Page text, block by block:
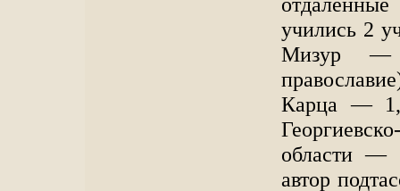
учились 2
Мизур —
Карца —
области —
автор